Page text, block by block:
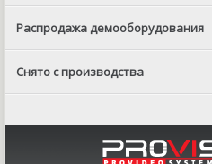
Распродажа демооборудования
Снято с производства